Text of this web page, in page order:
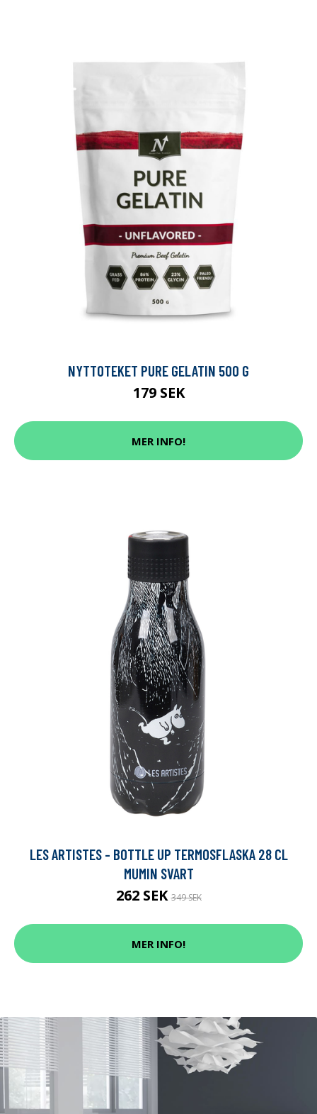
NYTTOTEKET PURE GELATIN 500 G
179 SEK
MER INFO!
LES ARTISTES - BOTTLE UP TERMOSFLASKA 28 CL
MUMIN SVART
262 SEK349 SEK
MER INFO!